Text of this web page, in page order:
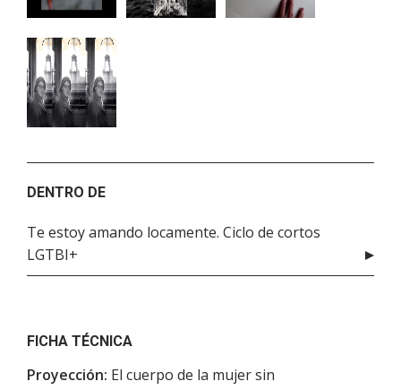
DENTRO DE
Te estoy amando locamente. Ciclo de cortos
LGTBI+
FICHA TÉCNICA
Proyección: El cuerpo de la mujer sin